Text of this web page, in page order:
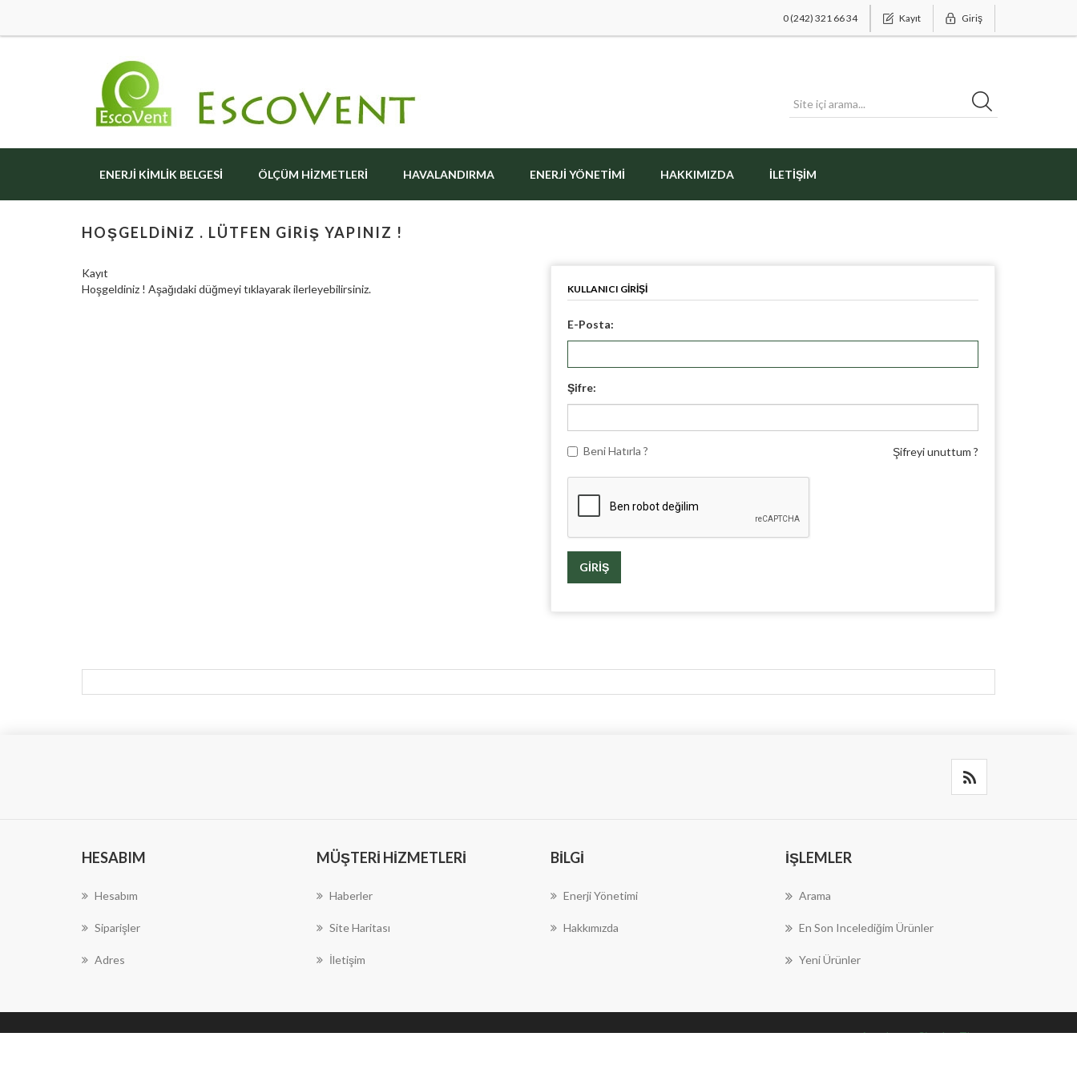
0 (242) 321 66 34 Kayıt Giriş
ENERJI KIMLIK BELGESI ÖLÇÜM HIZMETLERI HAVALANDIRMA ENERJI YÖNETIMI HAKKIMIZDA İLETIŞIM
HOŞGELDINIZ . LÜTFEN GIRIŞ YAPINIZ !
Kayıt
Hoşgeldiniz ! Aşağıdaki düğmeyi tıklayarak ilerleyebilirsiniz.
KULLANICI GIRIŞI
E-Posta:
Şifre:
Beni Hatırla ? Şifreyi unuttum ?
HESABIM
Hesabım
Siparişler
Adres
MÜŞTERI HIZMETLERI
Haberler
Site Haritası
İletişim
BILGI
Enerji Yönetimi
Hakkımızda
İŞLEMLER
Arama
En Son Incelediğim Ürünler
Yeni Ürünler
nopAccelerate Simplex Theme